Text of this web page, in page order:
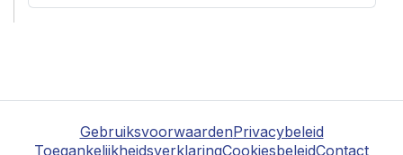
GebruiksvoorwaardenPrivacybeleid
ToegankelijkheidsverklaringCookiesbeleidContact